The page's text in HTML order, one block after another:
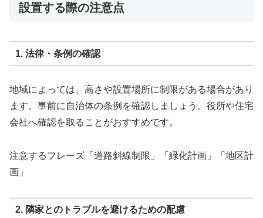
設置する際の注意点
1. 法律・条例の確認
地域によっては、高さや設置場所に制限がある場合があり
ます。事前に自治体の条例を確認しましょう。役所や住宅
会社へ確認を取ることがおすすめです。
注意するフレーズ「道路斜線制限」「緑化計画」「地区計
画」
2. 隣家とのトラブルを避けるための配慮